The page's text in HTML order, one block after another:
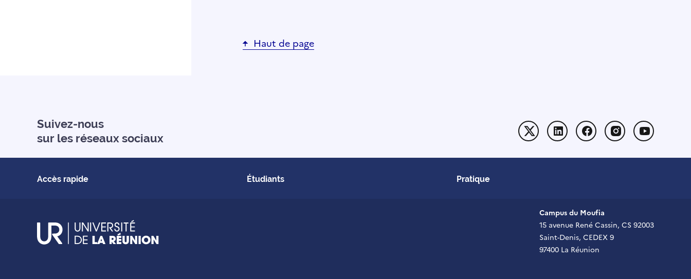
Haut de page
Suivez-nous
sur les réseaux sociaux
Twitter Linkedin FacebookInstagram
Accès rapide Étudiants Pratique
Campus du Moufia
15 avenue René Cassin, CS 92003
Saint-Denis, CEDEX 9
97400 La Réunion